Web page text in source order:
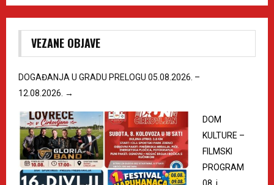
VEZANE OBJAVE
DOGAĐANJA U GRADU PRELOGU 05.08.2026. –
12.08.2026. →
DOM
KULTURE –
FILMSKI
PROGRAM